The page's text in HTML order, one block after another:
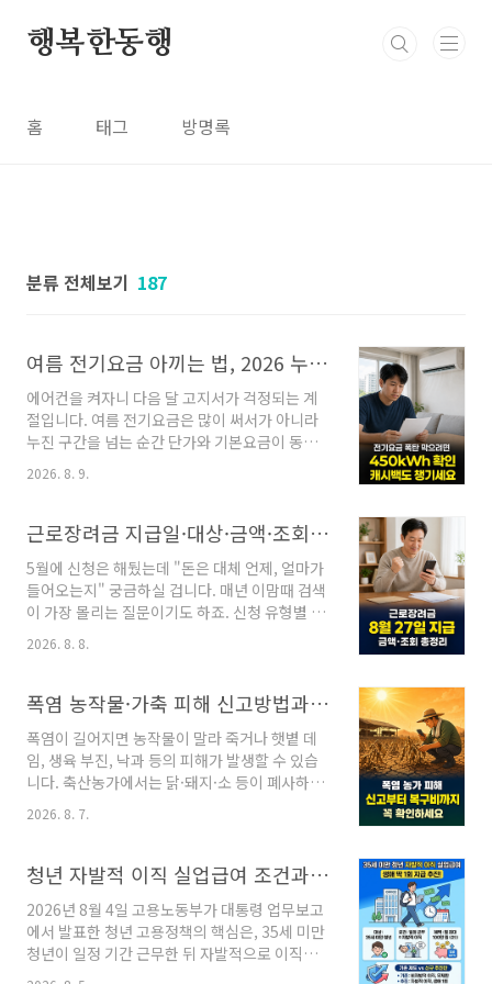
행복한동행
홈 태그 방명록
분류 전체보기 187
여름 전기요금 아끼는 법, 2026 누진제 완화 구간과 에너지캐시백 신청 총정리
에어컨을 켜자니 다음 달 고지서가 걱정되는 계
절입니다. 여름 전기요금은 많이 써서가 아니라
누진 구간을 넘는 순간 단가와 기본요금이 동시
에 뛰기 때문에 '폭탄'이 됩니다. 다행히 올여름은
방어할 수단이 두 개 있습니다.먼저 결론부터
니다. ① 7~8월에는 누진 구간이 넓어지므로 월
피할 수 있고, ② 한전 에너지캐시백에 신청해 두
면 직전 2개년 대비 1%만 아껴도 다음 달 요금에
서 자동으로 돌려받습니다.한눈에 보는 핵심 요
약1누진 완화 기간7월 1일 ~ 8월 31일 검침분2
절감 기준기존 3% → 1% 이상으로 완화 ..
2026. 8. 9.
근로장려금 지급일·대상·금액·조회방법 총정리 (2026 정기분, 8월 27일 지급)
5월에 신청은 해뒀는데 "돈은 대체 언제, 얼마가
들어오는지" 궁금하실 겁니다. 매년 이맘때 검색
이 가장 몰리는 질문이기도 하죠. 신청 유형별 지
급일부터 내 예상 금액, 조회 방법, 그리고 지급일
이 지났는데 입금이 안 될 때 확인할 점까지 이 글
공식 확인처: 국세청 홈택스(hometax.go.kr),
결과로 확정됩니다.근로장려금 지급일: 정기분은
8월 27일 지급 예정2026년 정기분(2025년 귀속
소득) 근로장려금은 8월 27일에 지급될 예정입
니다. 법으로 정해진 지급 기한은 9월 30일이지
월 27일은..
2026. 8. 8.
폭염 농작물·가축 피해 신고방법과 농가 재해복구비 지원 기준
폭염이 길어지면 농작물이 말라 죽거나 햇볕 데
임, 생육 부진, 낙과 등의 피해가 발생할 수 있습
니다. 축산농가에서는 닭·돼지·소 등이 폐사하거
나 생산성이 크게 떨어지는 피해가 생기기도 합
니다. 이러한 피해가 발생했다면 농가가 임의로
센터에 먼저 피해 사실을 신고해야 합니다. 신고
하지 않으면 현장 조사와 재해복구비 산정에서
빠질 수 있기 때문입니다.폭염 농가 피해 핵심 요
약✔ 폭염으로 농작물·가축 피해가 발생하면 신
고 대상이 될 수 있습니다.✔ 원칙적으로 재난이
2026. 8. 7.
청년 자발적 이직 실업급여 조건과 금액, 시행 시기 총정리 (2026년)
2026년 8월 4일 고용노동부가 대통령 업무보고
에서 발표한 청년 고용정책의 핵심은, 35세 미만
청년이 일정 기간 근무한 뒤 자발적으로 이직하